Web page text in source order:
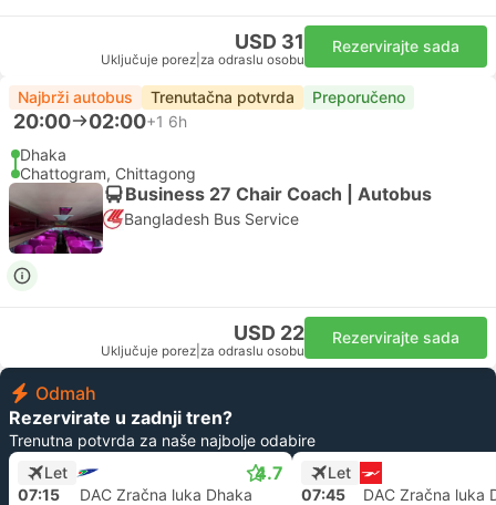
USD 31
Uključuje porez za odraslu osobu
Rezervirajte sada
Najbrži autobus Trenutačna potvrda Preporučeno
20:00 02:00+1 6h
Dhaka
Chattogram, Chittagong
Business 27 Chair Coach | Autobus
Bangladesh Bus Service
USD 22
Uključuje porez za odraslu osobu
Rezervirajte sada
Odmah
Rezervirate u zadnji tren?
Trenutna potvrda za naše najbolje odabire
Let
4.7
07:15 DAC Zračna luka Dhaka
Let
07:45
DAC Zračna luka